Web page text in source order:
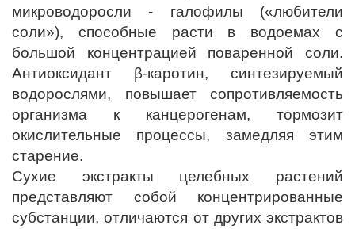
микроводоросли - галофилы («любители
соли»), способные расти в водоемах с
большой концентрацией поваренной соли.
Антиоксидант β-каротин, синтезируемый
водорослями, повышает сопротивляемость
организма к канцерогенам, тормозит
окислительные процессы, замедляя этим
старение.
Сухие экстракты целебных растений
представляют собой концентрированные
субстанции, отличаются от других экстрактов